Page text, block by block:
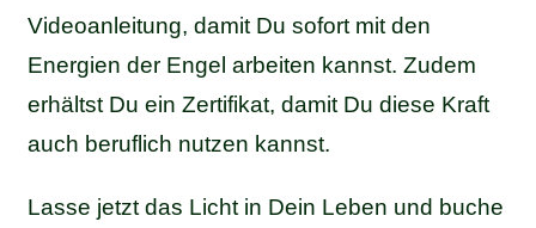
Videoanleitung, damit Du sofort mit den
Energien der Engel arbeiten kannst. Zudem
erhältst Du ein Zertifikat, damit Du diese Kraft
auch beruflich nutzen kannst.
Lasse jetzt das Licht in Dein Leben und buche